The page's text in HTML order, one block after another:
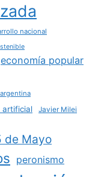
nacional
economía popular
artificial Javier Milei
de Mayo
peronismo